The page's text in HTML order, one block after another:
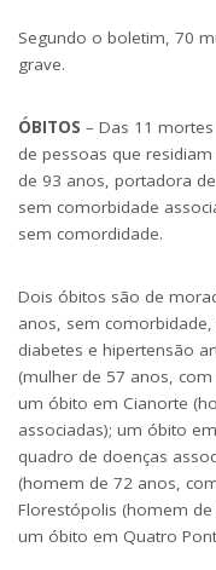
Segundo o boletim, 70
grave.
ÓBITOS – Das 11
de pessoas que
de 93 anos, portadora
sem comorbidade
sem comordidade.
Dois óbitos são de
anos, sem
diabetes e hipertensão
(mulher de 57 anos,
um óbito em Cianorte
associadas); um óbito
quadro de doenças
(homem de 72 anos,
Florestópolis (homem
um óbito em Quatro